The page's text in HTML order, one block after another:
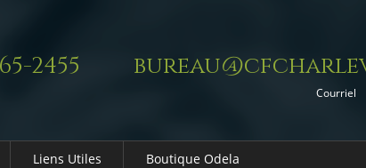
2455
Courriel
Liens Utiles Boutique Odela